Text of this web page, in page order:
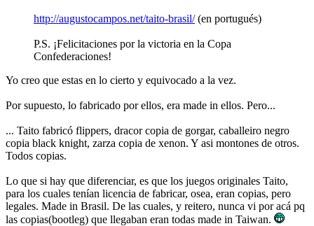
http://augustocampos.net/taito-brasil/(en portugués)
P.S. ¡Felicitaciones por la victoria en la Copa
Confederaciones!
Yo creo que estas en lo cierto y equivocado a la vez.
Por supuesto, lo fabricado por ellos, era made in ellos. Pero...
... Taito fabricó flippers, dracor copia de gorgar, caballeiro negro
copia black knight, zarza copia de xenon. Y asi montones de otros.
Todos copias.
Lo que si hay que diferenciar, es que los juegos originales Taito,
para los cuales tenían licencia de fabricar, osea, eran copias, pero
legales. Made in Brasil. De las cuales, y reitero, nunca vi por acá pq
las copias(bootleg) que llegaban eran todas made in Taiwan.